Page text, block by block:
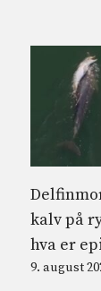
kalv på
hva er
9. august